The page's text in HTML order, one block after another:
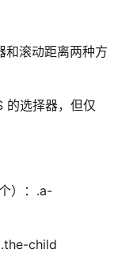
和滚动距离两种方
的选择器，但仅
）：.a-
child